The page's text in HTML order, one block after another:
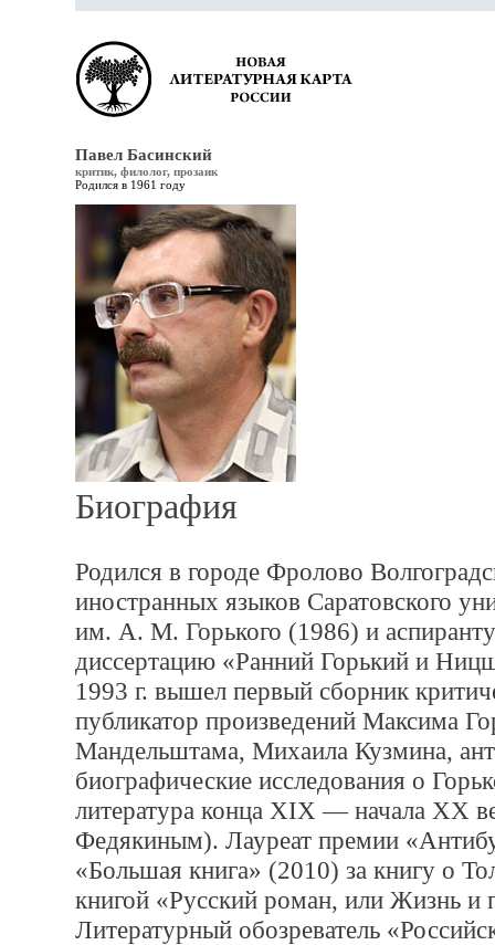
Павел Басинский
критик, филолог, прозаик
Родился в 1961 году
Биография
Родился в городе Фролово
иностранных языков Саратовского
им. А. М. Горького (1986) и
диссертацию «Ранний Горький и
1993 г. вышел первый сборник
публикатор произведений Максима
Мандельштама, Михаила Кузмина,
биографические исследования о
литература конца ХIX — начала XX
Федякиным). Лауреат премии
«Большая книга» (2010) за книгу о
книгой «Русский роман, или Жизнь
Литературный обозреватель